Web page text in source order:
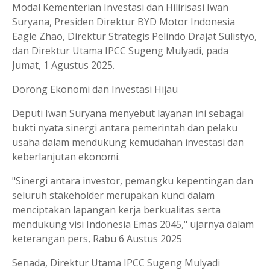
Modal Kementerian Investasi dan Hilirisasi Iwan
Suryana, Presiden Direktur BYD Motor Indonesia
Eagle Zhao, Direktur Strategis Pelindo Drajat Sulistyo,
dan Direktur Utama IPCC Sugeng Mulyadi, pada
Jumat, 1 Agustus 2025.
Dorong Ekonomi dan Investasi Hijau
Deputi Iwan Suryana menyebut layanan ini sebagai
bukti nyata sinergi antara pemerintah dan pelaku
usaha dalam mendukung kemudahan investasi dan
keberlanjutan ekonomi.
"Sinergi antara investor, pemangku kepentingan dan
seluruh stakeholder merupakan kunci dalam
menciptakan lapangan kerja berkualitas serta
mendukung visi Indonesia Emas 2045," ujarnya dalam
keterangan pers, Rabu 6 Austus 2025
Senada, Direktur Utama IPCC Sugeng Mulyadi